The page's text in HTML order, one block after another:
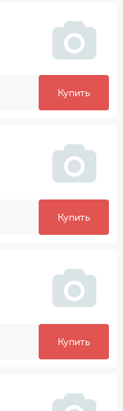
Купить
Купить
Купить